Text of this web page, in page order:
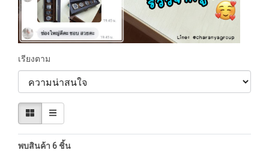
เรียงตาม
พบสินค้า 6 ชิ้น